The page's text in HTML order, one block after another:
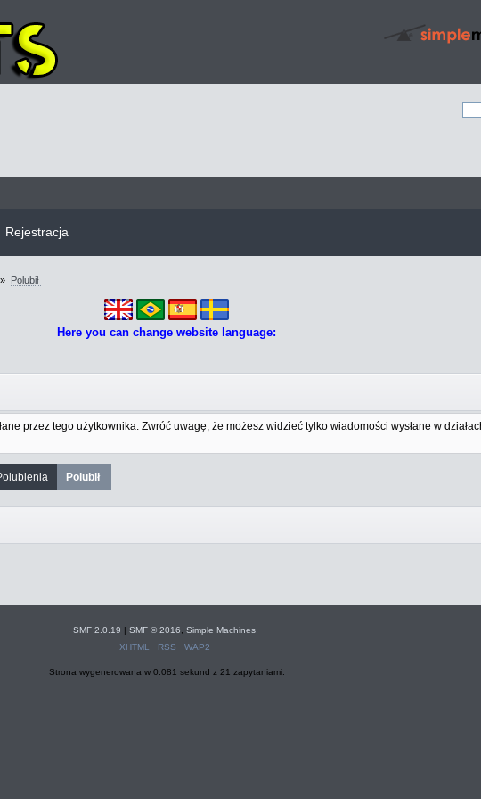
Rejestracja
» Polubił
Here you can change website language:
przez tego użytkownika. Zwróć uwagę, że możesz widzieć tylko wiadomości wysłane w
Polubił
SMF 2.0.19 | SMF © 2016
Simple Machines
XHTML
RSS WAP2
Strona wygenerowana w 0.081 sekund z 21 zapytaniami.